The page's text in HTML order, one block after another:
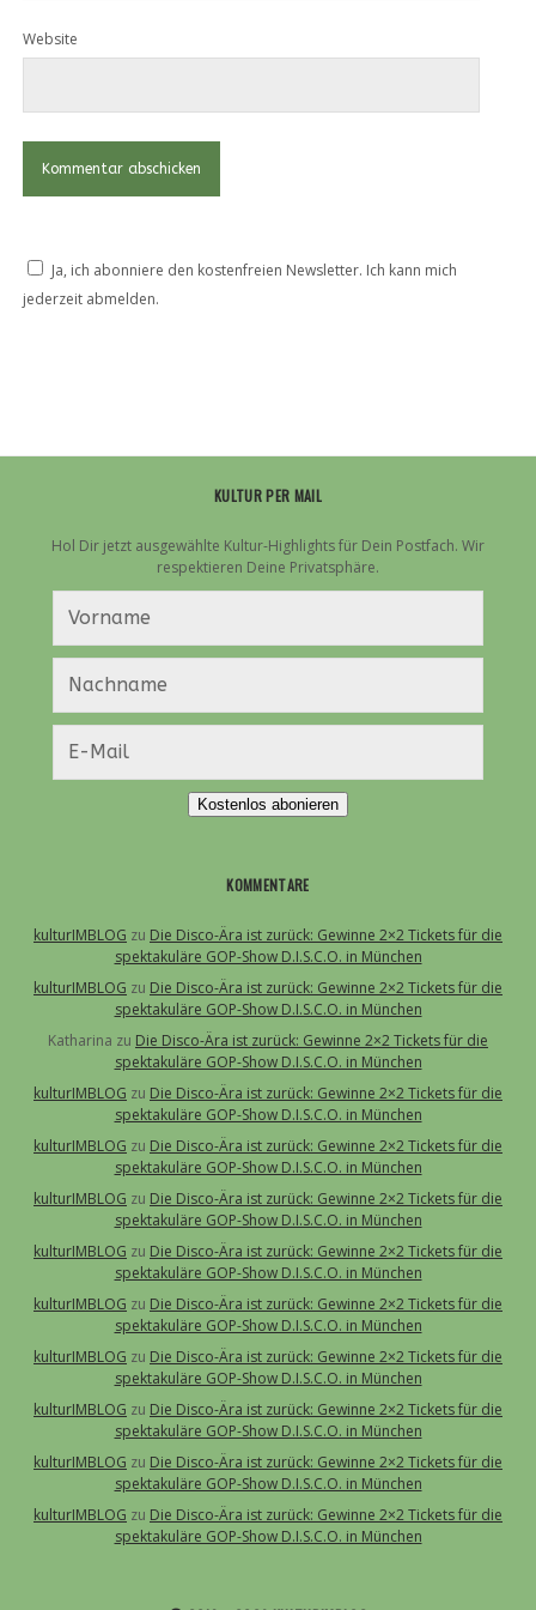
Website
Ja, ich abonniere den kostenfreien Newsletter. Ich kann mich
jederzeit abmelden.
KULTUR PER MAIL
Hol Dir jetzt ausgewählte Kultur-Highlights für Dein Postfach. Wir
respektieren Deine Privatsphäre.
Kostenlos abonieren
KOMMENTARE
kulturIMBLOG zu Die Disco-Ära ist zurück: Gewinne 2×2 Tickets für die
spektakuläre GOP-Show D.I.S.C.O. in München
kulturIMBLOG zu Die Disco-Ära ist zurück: Gewinne 2×2 Tickets für die
spektakuläre GOP-Show D.I.S.C.O. in München
Katharina zu Die Disco-Ära ist zurück: Gewinne 2×2 Tickets für die
spektakuläre GOP-Show D.I.S.C.O. in München
kulturIMBLOG zu Die Disco-Ära ist zurück: Gewinne 2×2 Tickets für die
spektakuläre GOP-Show D.I.S.C.O. in München
kulturIMBLOG zu Die Disco-Ära ist zurück: Gewinne 2×2 Tickets für die
spektakuläre GOP-Show D.I.S.C.O. in München
kulturIMBLOG zu Die Disco-Ära ist zurück: Gewinne 2×2 Tickets für die
spektakuläre GOP-Show D.I.S.C.O. in München
kulturIMBLOG zu Die Disco-Ära ist zurück: Gewinne 2×2 Tickets für die
spektakuläre GOP-Show D.I.S.C.O. in München
kulturIMBLOG zu Die Disco-Ära ist zurück: Gewinne 2×2 Tickets für die
spektakuläre GOP-Show D.I.S.C.O. in München
kulturIMBLOG zu Die Disco-Ära ist zurück: Gewinne 2×2 Tickets für die
spektakuläre GOP-Show D.I.S.C.O. in München
kulturIMBLOG zu Die Disco-Ära ist zurück: Gewinne 2×2 Tickets für die
spektakuläre GOP-Show D.I.S.C.O. in München
kulturIMBLOG zu Die Disco-Ära ist zurück: Gewinne 2×2 Tickets für die
spektakuläre GOP-Show D.I.S.C.O. in München
kulturIMBLOG zu Die Disco-Ära ist zurück: Gewinne 2×2 Tickets für die
spektakuläre GOP-Show D.I.S.C.O. in München